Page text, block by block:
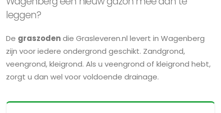
leggen?
De graszodendie Grasleveren.nl levert in Wagenberg
zijn voor iedere ondergrond geschikt. Zandgrond,
veengrond, kleigrond. Als u veengrond of kleigrond hebt,
zorgt u dan wel voor voldoende drainage.